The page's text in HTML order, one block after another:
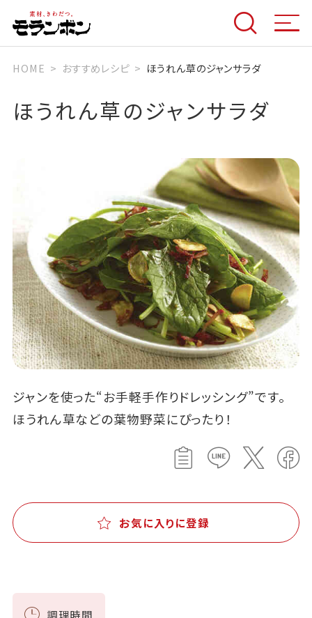
HOME おすすめレシピ ほうれん草のジャンサラダ
ほうれん草のジャンサラダ
ジャンを使った“お手軽手作りドレッシング”です。
ほうれん草などの葉物野菜にぴったり！
お気に入りに登録
調理時間